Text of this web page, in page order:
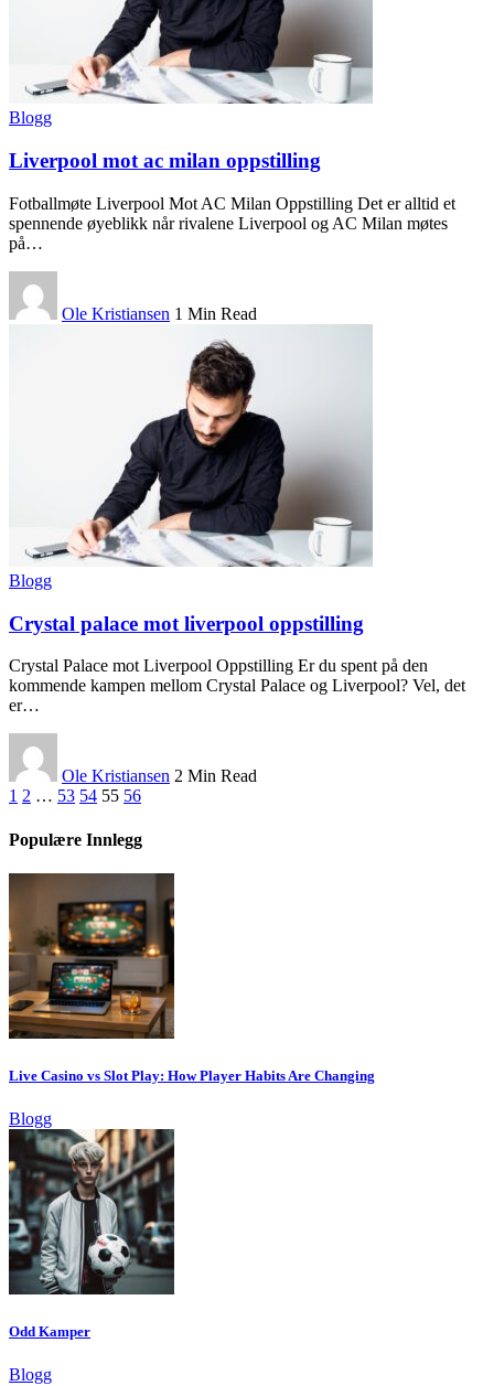
Blogg
Liverpool mot ac milan oppstilling
Fotballmøte Liverpool Mot AC Milan Oppstilling Det er alltid et
spennende øyeblikk når rivalene Liverpool og AC Milan møtes
på…
Ole Kristiansen 1 Min Read
Blogg
Crystal palace mot liverpool oppstilling
Crystal Palace mot Liverpool Oppstilling Er du spent på den
kommende kampen mellom Crystal Palace og Liverpool? Vel, det
er…
Ole Kristiansen 2 Min Read
1 2 … 53 54 55 56
Populære Innlegg
Live Casino vs Slot Play: How Player Habits Are Changing
Blogg
Odd Kamper
Blogg